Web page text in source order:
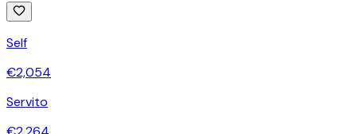
Self
€2,054
Servito